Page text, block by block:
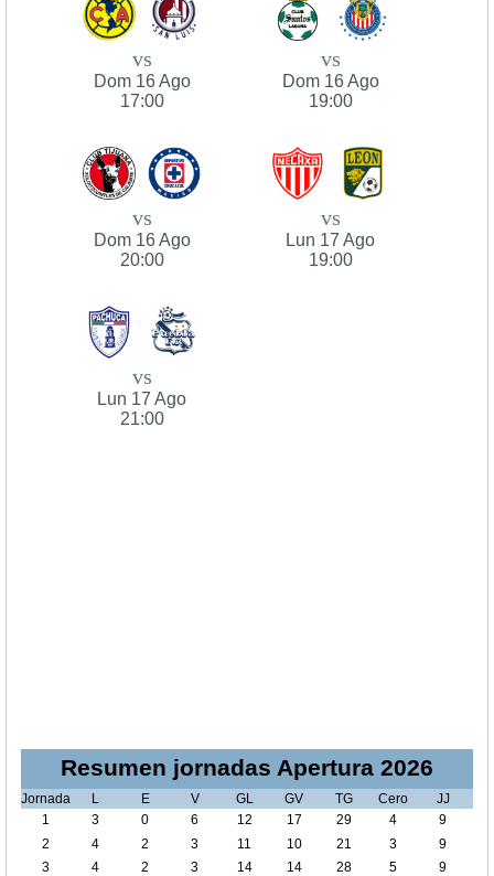
vs
Dom 16 Ago
17:00
vs
Dom 16 Ago
19:00
vs
Dom 16 Ago
20:00
vs
Lun 17 Ago
19:00
vs
Lun 17 Ago
21:00
Resumen jornadas Apertura 2026
Jornada L E V GL GV TG Cero
JJ
1
3 0 6 12 17 29 4
9
2
4 2 3 11 10 21 3
9
3
4 2 3 14 14 28 5
9